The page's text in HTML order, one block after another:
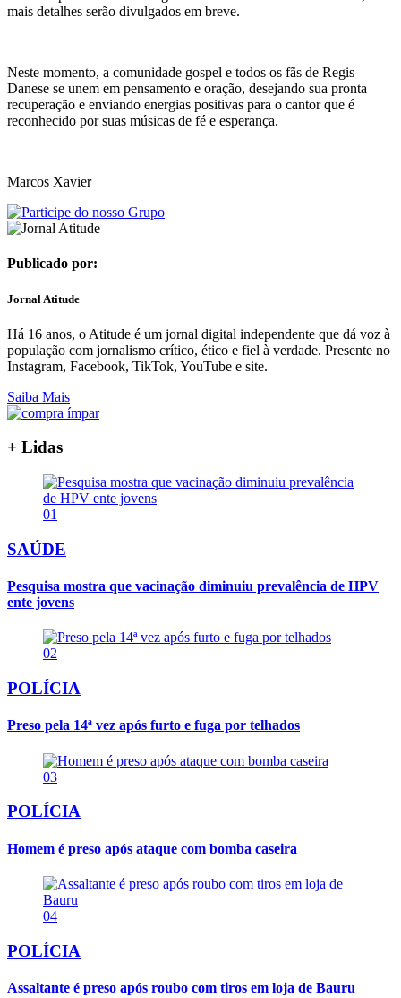
mais detalhes serão divulgados em breve.
Neste momento, a comunidade gospel e todos os fãs de Regis
Danese se unem em pensamento e oração, desejando sua pronta
recuperação e enviando energias positivas para o cantor que é
reconhecido por suas músicas de fé e esperança.
Marcos Xavier
Publicado por:
Jornal Atitude
Há 16 anos, o Atitude é um jornal digital independente que dá voz à
população com jornalismo crítico, ético e fiel à verdade. Presente no
Instagram, Facebook, TikTok, YouTube e site.
Saiba Mais
+ Lidas
01
SAÚDE
Pesquisa mostra que vacinação diminuiu prevalência de HPV
ente jovens
02
POLÍCIA
Preso pela 14ª vez após furto e fuga por telhados
03
POLÍCIA
Homem é preso após ataque com bomba caseira
04
POLÍCIA
Assaltante é preso após roubo com tiros em loja de Bauru